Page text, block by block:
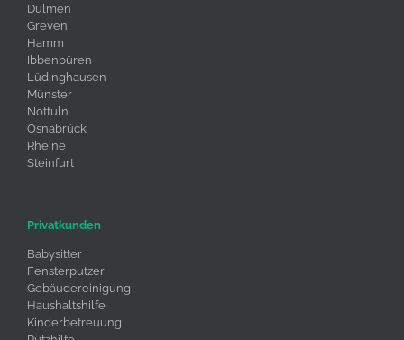
Dülmen
Greven
Hamm
Ibbenbüren
Lüdinghausen
Münster
Nottuln
Osnabrück
Rheine
Steinfurt
Privatkunden
Babysitter
Fensterputzer
Gebäudereinigung
Haushaltshilfe
Kinderbetreuung